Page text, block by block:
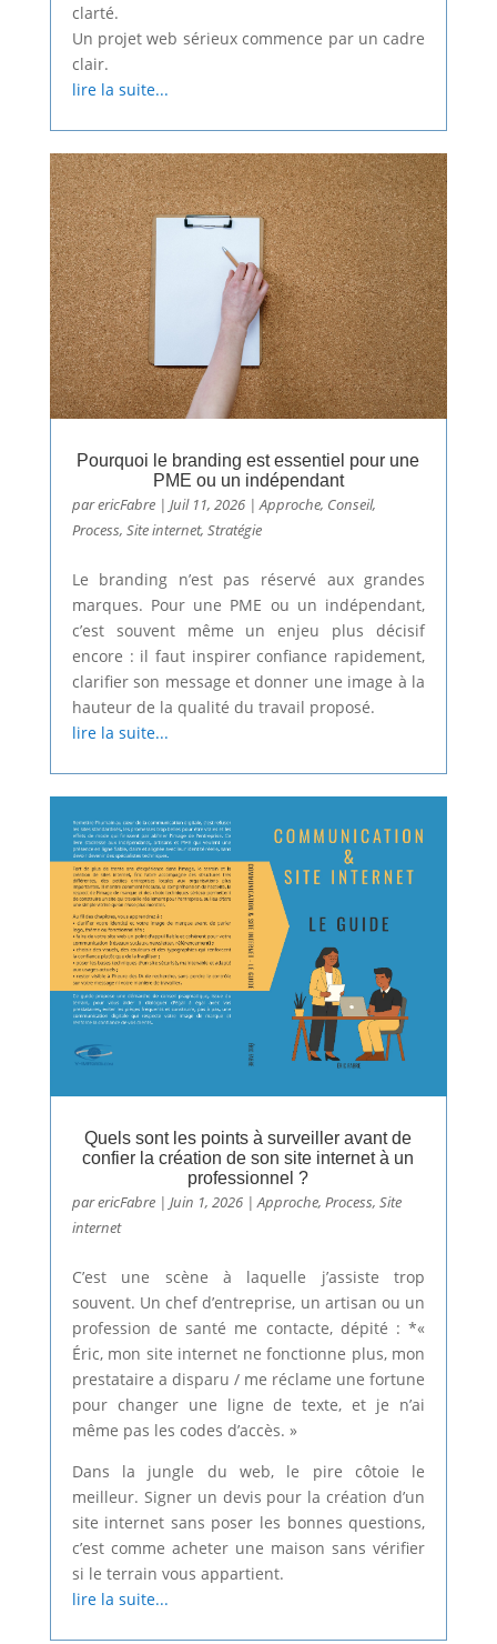
clarté.
Un projet web sérieux commence par un cadre
clair.
lire la suite...
Pourquoi le branding est essentiel pour une
PME ou un indépendant
parericFabre| Juil 11, 2026|Approche, Conseil,
Process, Site internet, Stratégie
Le branding n’est pas réservé aux grandes
marques. Pour une PME ou un indépendant,
c’est souvent même un enjeu plus décisif
encore : il faut inspirer confiance rapidement,
clarifier son message et donner une image à la
hauteur de la qualité du travail proposé.
lire la suite...
Quels sont les points à surveiller avant de
confier la création de son site internet à un
professionnel ?
parericFabre| Juin 1, 2026|Approche, Process, Site
internet
C’est une scène à laquelle j’assiste trop
souvent. Un chef d’entreprise, un artisan ou un
profession de santé me contacte, dépité : *«
Éric, mon site internet ne fonctionne plus, mon
prestataire a disparu / me réclame une fortune
pour changer une ligne de texte, et je n’ai
même pas les codes d’accès. »
Dans la jungle du web, le pire côtoie le
meilleur. Signer un devis pour la création d’un
site internet sans poser les bonnes questions,
c’est comme acheter une maison sans vérifier
si le terrain vous appartient.
lire la suite...